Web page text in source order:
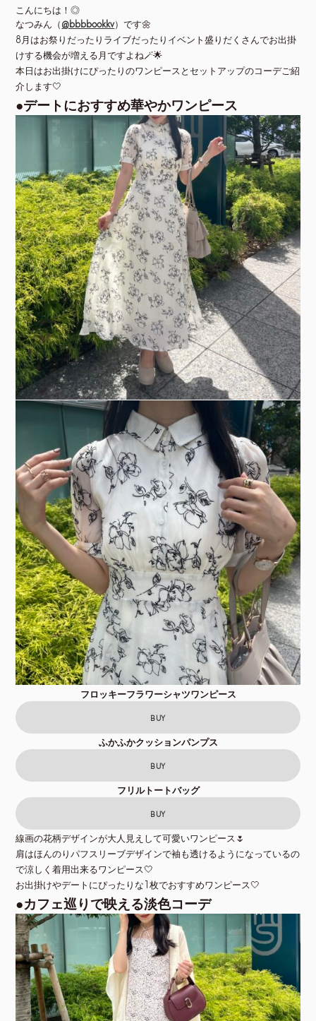
こんにちは！◎
なつみん（@bbbbookkv）です🌼
8月はお祭りだったりライブだったりイベント盛りだくさんでお出掛
けする機会が増える月ですよね🪄🌟
本日はお出掛けにぴったりのワンピースとセットアップのコーデご紹
介します🤍
●デートにおすすめ華やかワンピース
フロッキーフラワーシャツワンピース
BUY
ふかふかクッションパンプス
BUY
フリルトートバッグ
BUY
線画の花柄デザインが大人見えして可愛いワンピース🌷
肩はほんのりパフスリーブデザインで袖も透けるようになっているの
で涼しく着用出来るワンピース🤍
お出掛けやデートにぴったりな1枚でおすすめワンピース🤍
●カフェ巡りで映える淡色コーデ